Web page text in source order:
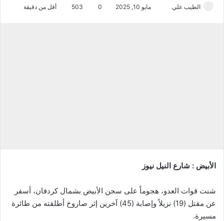
الطيب علي مايو 10, 2025 0
503 أقل من دقيقة
الأبيض : شارع النيل نيوز
شنت قوات العدو، هجوماً على سجن الأبيض بشمال كردفان، أسفر
عن مقتل (19) نزيلاً وإصابة (45) آخرين إثر صاروخ أطلقته من طائرة
مسيرة.